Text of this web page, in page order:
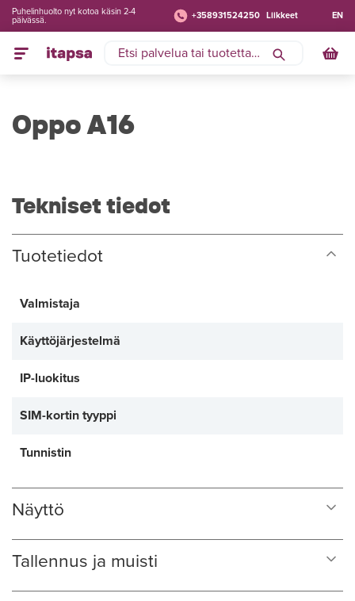
+358931524250 Liikkeet
Puhelinhuolto nyt kotoa käsin 2-4
päivässä.
EN
Oppo A16
Tekniset tiedot
Tuotetiedot
Valmistaja
Käyttöjärjestelmä
IP-luokitus
SIM-kortin tyyppi
Tunnistin
Näyttö
Tallennus ja muisti